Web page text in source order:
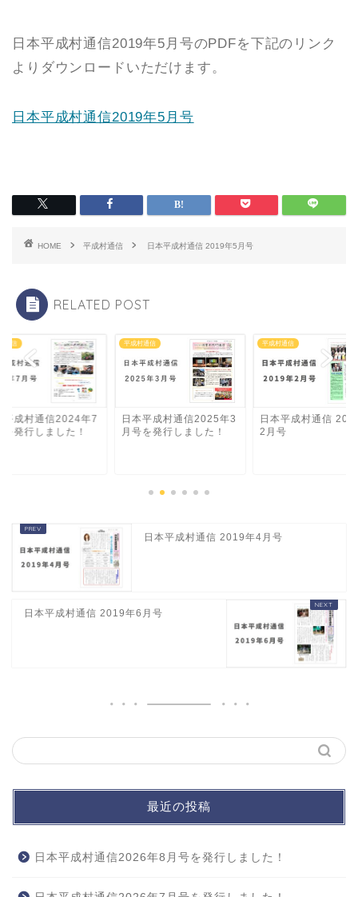
日本平成村通信2019年5月号のPDFを下記のリンク
よりダウンロードいただけます。
日本平成村通信2019年5月号
HOME 平成村通信 日本平成村通信 2019年5月号
RELATED POST
通信
平成村通信2024年7
を発行しました！
平成村通信
日本平成村通信2025年3
月号を発行しました！
平成村通信
日本平成村通信
2月号
日本平成村通信 2019年4月号
日本平成村通信 2019年6月号
最近の投稿
日本平成村通信2026年8月号を発行しました！